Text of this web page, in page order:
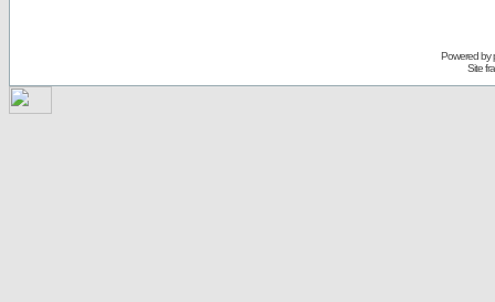
Powered by
Site